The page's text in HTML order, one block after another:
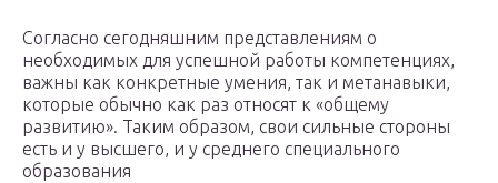
Согласно сегодняшним представлениям о
необходимых для успешной работы компетенциях,
важны как конкретные умения, так и метанавыки,
которые обычно как раз относят к «общему
развитию». Таким образом, свои сильные стороны
есть и у высшего, и у среднего специального
образования